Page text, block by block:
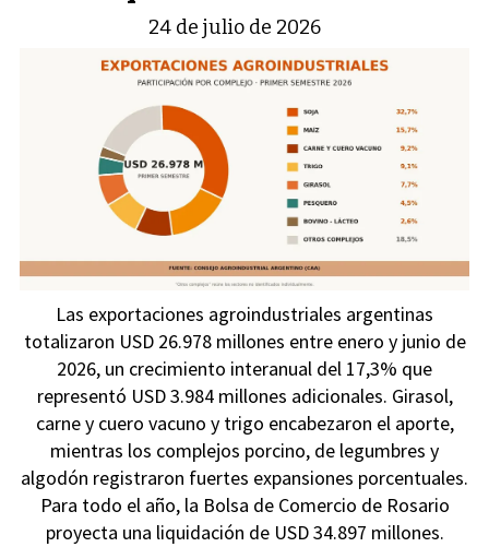
24 de julio de 2026
Las exportaciones agroindustriales argentinas
totalizaron USD 26.978 millones entre enero y junio de
2026, un crecimiento interanual del 17,3% que
representó USD 3.984 millones adicionales. Girasol,
carne y cuero vacuno y trigo encabezaron el aporte,
mientras los complejos porcino, de legumbres y
algodón registraron fuertes expansiones porcentuales.
Para todo el año, la Bolsa de Comercio de Rosario
proyecta una liquidación de USD 34.897 millones.